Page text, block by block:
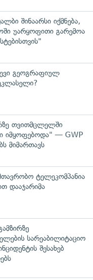
შინაარსი იქმნება,
უარყოფითი გარემოა
გეოგრაფიულ
თვითმცლელში
იმყოფებოდა" — GWP
მიმართავს
ტელეკომპანია
დააჯარიმა
სარეაბილიტაციო
შესახებ